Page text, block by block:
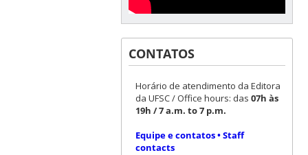
CONTATOS
Horário de atendimento da Editora
da UFSC / Office hours: das 07h às
19h / 7 a.m. to 7 p.m.
Equipe e contatos • Staff
contacts